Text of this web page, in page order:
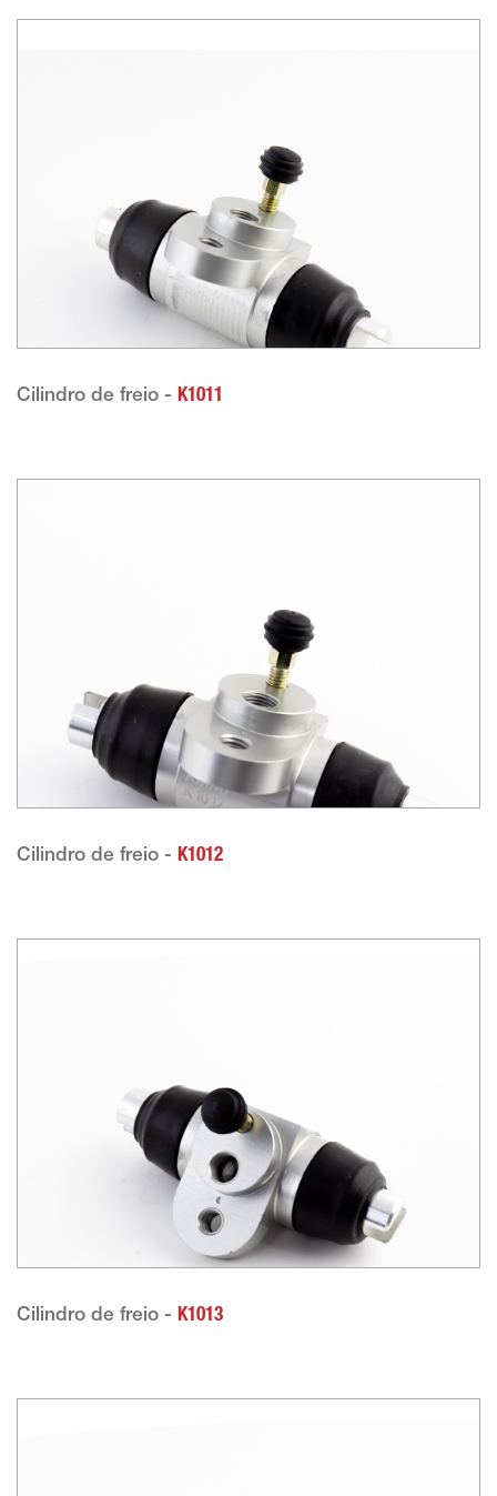
Cilindro de freio - K1011
Cilindro de freio - K1012
Cilindro de freio - K1013